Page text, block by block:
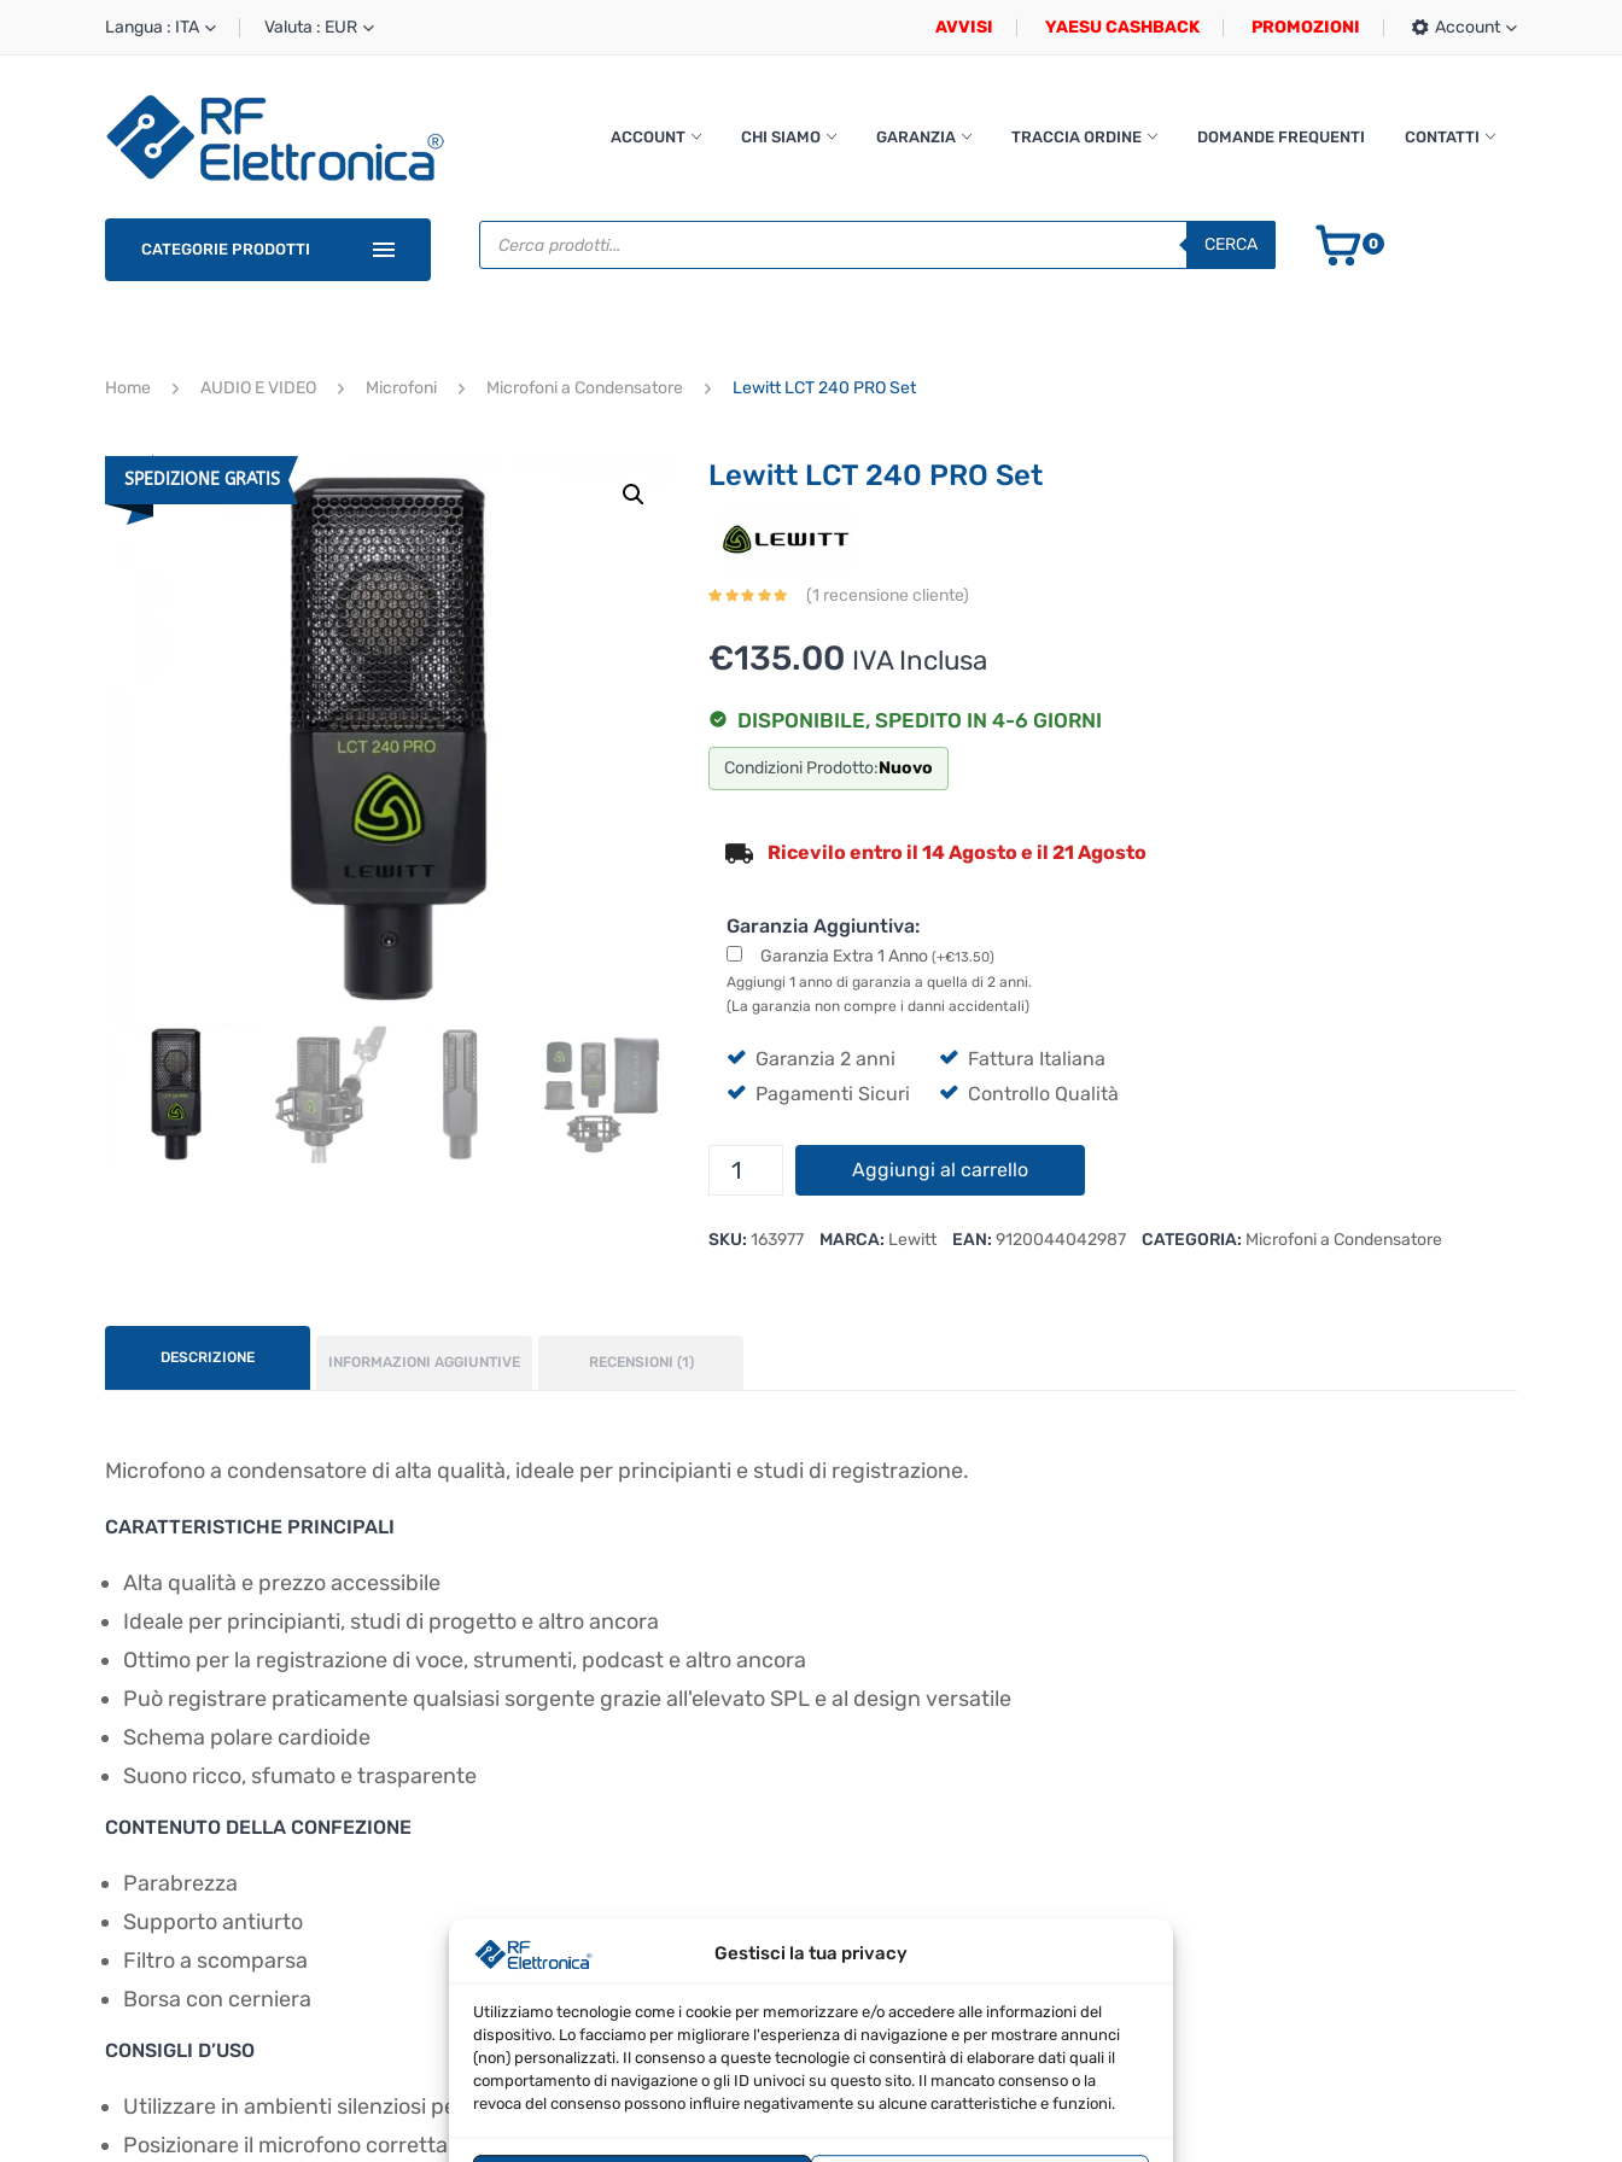
Gestisci la tua privacy
Utilizziamo tecnologie come i cookie per memorizzare e/o accedere alle informazioni del
dispositivo. Lo facciamo per migliorare l'esperienza di navigazione e per mostrare annunci
(non) personalizzati. Il consenso a queste tecnologie ci consentirà di elaborare dati quali il
comportamento di navigazione o gli ID univoci su questo sito. Il mancato consenso o la
revoca del consenso possono influire negativamente su alcune caratteristiche e funzioni.
Langua : ITA Valuta : EUR AVVISI YAESU CASHBACK PROMOZIONI Account
ACCOUNT CHI SIAMO GARANZIA TRACCIA ORDINE DOMANDE FREQUENTI CONTATTI
CATEGORIE PRODOTTI
Ricerca
prodotti
CERCA 0
Home AUDIO E VIDEO Microfoni Microfoni a Condensatore Lewitt LCT 240 PRO Set
SPEDIZIONE GRATIS Lewitt LCT 240 PRO Set
(1 recensione cliente)
€135.00 IVA Inclusa
DISPONIBILE, SPEDITO IN 4-6 GIORNI
Condizioni Prodotto:Nuovo
Ricevilo entro il 14 Agosto e il 21 Agosto
Garanzia Aggiuntiva:
Garanzia Extra 1 Anno (+€13.50)
Aggiungi 1 anno di garanzia a quella di 2 anni.
(La garanzia non compre i danni accidentali)
Garanzia 2 anni
Fattura Italiana
Pagamenti Sicuri
Controllo Qualità
Lewitt
PRO
Aggiungi al carrello
SKU: 163977 MARCA: Lewitt EAN: 9120044042987 CATEGORIA: Microfoni a Condensatore
DESCRIZIONE INFORMAZIONI AGGIUNTIVE RECENSIONI (1)
Microfono a condensatore di alta qualità, ideale per principianti e studi di registrazione.
CARATTERISTICHE PRINCIPALI
Alta qualità e prezzo accessibile
Ideale per principianti, studi di progetto e altro ancora
Ottimo per la registrazione di voce, strumenti, podcast e altro ancora
Può registrare praticamente qualsiasi sorgente grazie all'elevato SPL e al design versatile
Schema polare cardioide
Suono ricco, sfumato e trasparente
CONTENUTO DELLA CONFEZIONE
Parabrezza
Supporto antiurto
Filtro a scomparsa
Borsa con cerniera
CONSIGLI D’USO
Utilizzare in ambienti silenziosi per ottenere la migliore qualità audio.
Posizionare il microfono correttamente per ottimizzare la registrazione.